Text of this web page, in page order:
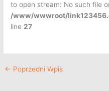
to open stream: No such file
/www/wwwroot/
line27
← Poprzedni Wpis